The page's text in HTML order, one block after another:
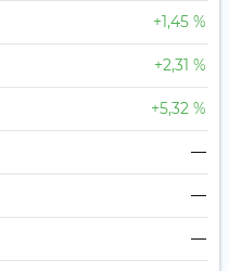
+1,45 %
+2,31 %
+5,32 %
—
—
—